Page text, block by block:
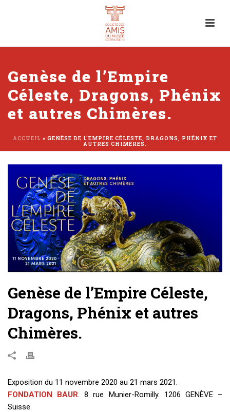
Genèse de l’Empire
Céleste, Dragons, Phénix
et autres Chimères.
ACCUEIL » GENÈSE DE L’EMPIRE CÉLESTE, DRAGONS, PHÉNIX ET
AUTRES CHIMÈRES.
Genèse de l’Empire Céleste,
Dragons, Phénix et autres
Chimères.
Exposition du 11 novembre 2020 au 21 mars 2021.
FONDATION BAUR. 8 rue Munier-Romilly. 1206 GENÈVE –
Suisse.